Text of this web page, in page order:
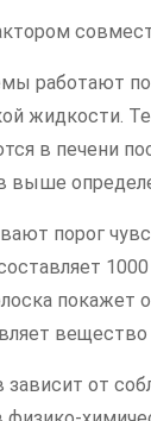
работают
жидкости.
в печени
выше
порог
покажет
от